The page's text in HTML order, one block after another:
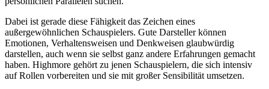
Dabei ist gerade diese Fähigkeit das Zeichen eines
außergewöhnlichen Schauspielers. Gute Darsteller können
Emotionen, Verhaltensweisen und Denkweisen glaubwürdig
darstellen, auch wenn sie selbst ganz andere Erfahrungen gemacht
haben. Highmore gehört zu jenen Schauspielern, die sich intensiv
auf Rollen vorbereiten und sie mit großer Sensibilität umsetzen.